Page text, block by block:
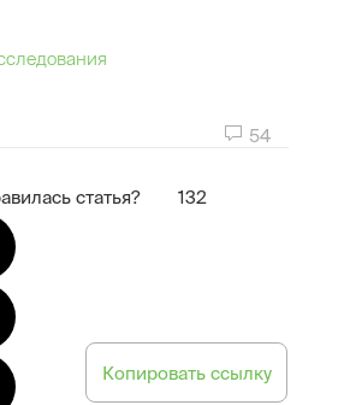
54
статья? 132
Копировать ссылку